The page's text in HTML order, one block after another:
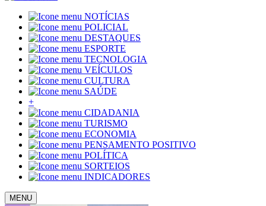
NOTÍCIAS
POLICIAL
DESTAQUES
ESPORTE
TECNOLOGIA
VEÍCULOS
CULTURA
SAÚDE
+
CIDADANIA
TURISMO
ECONOMIA
PENSAMENTO POSITIVO
POLÍTICA
SORTEIOS
INDICADORES
MENU